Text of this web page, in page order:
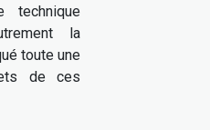
technique
la
toute une
de ces